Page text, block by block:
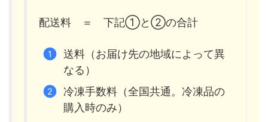
配送料 ＝ 下記①と②の合計
送料（お届け先の地域によって異
なる）
冷凍手数料（全国共通。冷凍品の
購入時のみ）